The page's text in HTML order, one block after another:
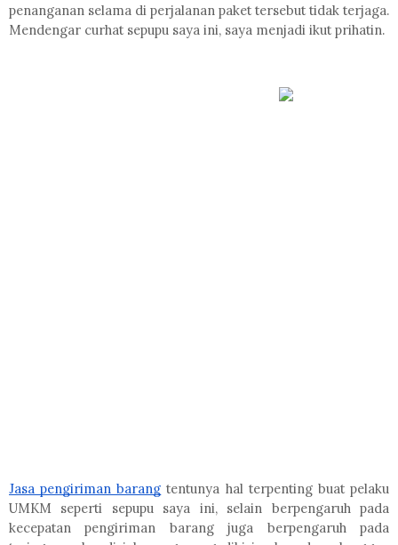
penanganan selama di perjalanan paket tersebut tidak terjaga.
Mendengar curhat sepupu saya ini, saya menjadi ikut prihatin.
Jasa pengiriman barang tentunya hal terpenting buat pelaku
UMKM seperti sepupu saya ini, selain berpengaruh pada
kecepatan pengiriman barang juga berpengaruh pada